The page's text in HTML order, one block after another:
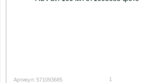
Артикул: 571093685 1